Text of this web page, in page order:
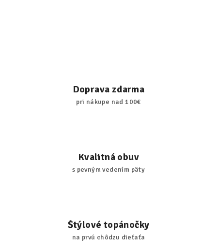
Doprava zdarma
pri nákupe nad 100€
Kvalitná obuv
s pevným vedením päty
Štýlové topánočky
na prvú chôdzu dieťaťa